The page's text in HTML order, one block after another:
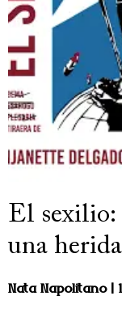
El sexilio:
una
Nata Napolitano